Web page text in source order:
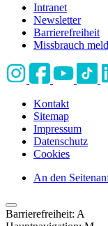
Intranet
Newsletter
Barrierefreiheit
Missbrauch
Kontakt
Sitemap
Impressum
Datenschutz
Cookies
An den
Barrierefreiheit: A